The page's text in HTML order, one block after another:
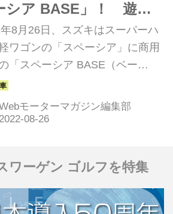
シア BASE」！ 遊び
事に自由自在の空間性
8月26日、スズキはスーパーハ
ワゴンの「スペーシア」に商用
「スペーシア BASE（ベー
を設定して発売した。
モーターマガジン編集部
ワーゲン ゴルフを特集